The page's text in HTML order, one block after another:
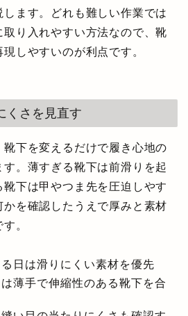
します。どれも難しい作業では
り入れやすい方法なので、靴
しやすいのが利点です。
くさを見直す
靴下を変えるだけで履き心地の
。薄すぎる靴下は前滑りを起
下は甲やつま先を圧迫しやす
を確認したうえで厚みと素材
。
日は滑りにくい素材を優先
薄手で伸縮性のある靴下を合